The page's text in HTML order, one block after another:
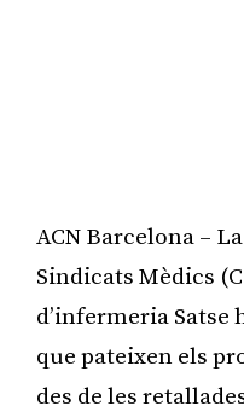
ACN Barcelona –
Sindicats Mèdics
d’infermeria Satse
que pateixen els
des de les